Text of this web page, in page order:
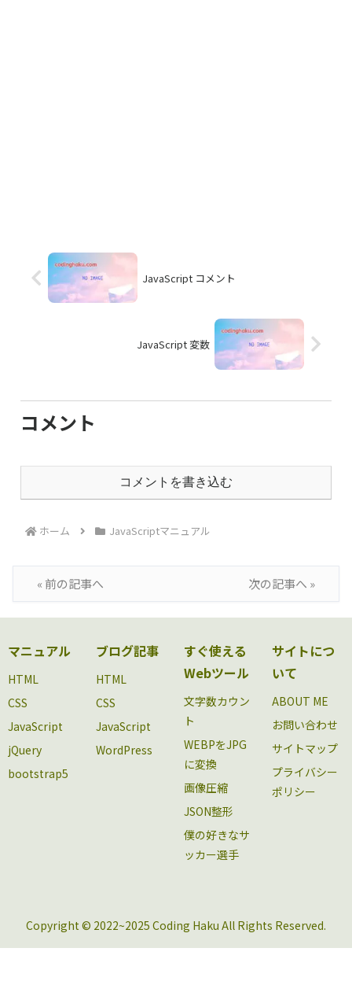
JavaScript コメント
JavaScript 変数
コメント
コメントを書き込む
ホーム JavaScriptマニュアル
« 前の記事へ 次の記事へ »
マニュアル
HTML
CSS
JavaScript
jQuery
bootstrap5
ブログ記事
HTML
CSS
JavaScript
WordPress
すぐ使える
Webツール
文字数カウン
ト
WEBPをJPG
に変換
画像圧縮
JSON整形
僕の好きなサ
ッカー選手
サイトにつ
いて
ABOUT ME
お問い合わせ
サイトマップ
プライバシー
ポリシー
Copyright © 2022~2025 Coding Haku All Rights Reserved.